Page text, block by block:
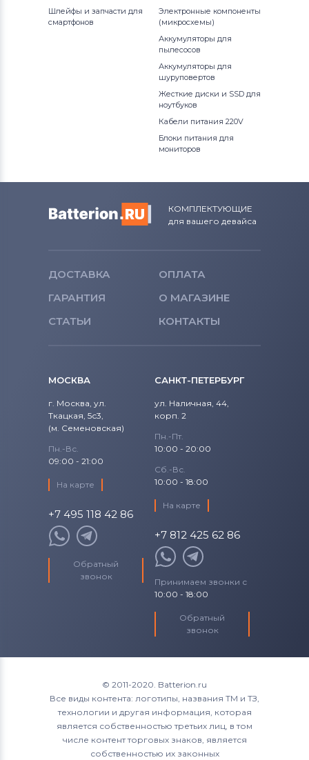
TM
Шлейфы и запчасти для
смартфонов
Электронные компоненты
(микросхемы)
Аккумуляторы для
пылесосов
Аккумуляторы для
шуруповертов
Жесткие диски и SSD для
ноутбуков
Кабели питания 220V
Блоки питания для
мониторов
КОМПЛЕКТУЮЩИЕ
для вашего девайса
ДОСТАВКА
ОПЛАТА
ГАРАНТИЯ
О МАГАЗИНЕ
СТАТЬИ
КОНТАКТЫ
МОСКВА
г. Москва, ул.
Ткацкая, 5с3,
(м. Семеновская)
Пн.-Вс.
09:00 - 21:00
На карте
+7 495 118 42 86
Обратный
звонок
САНКТ-ПЕТЕРБУРГ
ул. Наличная, 44,
корп. 2
Пн.-Пт.
10:00 - 20:00
Сб.-Вс.
10:00 - 18:00
На карте
+7 812 425 62 86
Принимаем звонки с
10:00 - 18:00
Обратный
звонок
© 2011-2020. Batterion.ru
Все виды контента: логотипы, названия ТМ и ТЗ,
технологии и другая информация, которая
является собственностью третьих лиц, в том
числе контент торговых знаков, является
собственностью их законных